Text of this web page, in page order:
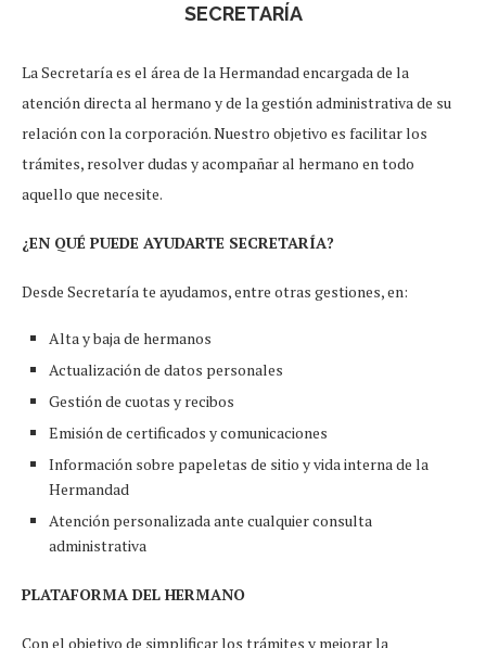
SECRETARÍA
La Secretaría es el área de la Hermandad encargada de la
atención directa al hermano y de la gestión administrativa de su
relación con la corporación. Nuestro objetivo es facilitar los
trámites, resolver dudas y acompañar al hermano en todo
aquello que necesite.
¿EN QUÉ PUEDE AYUDARTE SECRETARÍA?
Desde Secretaría te ayudamos, entre otras gestiones, en:
Alta y baja de hermanos
Actualización de datos personales
Gestión de cuotas y recibos
Emisión de certificados y comunicaciones
Información sobre papeletas de sitio y vida interna de la
Hermandad
Atención personalizada ante cualquier consulta
administrativa
PLATAFORMA DEL HERMANO
Con el objetivo de simplificar los trámites y mejorar la